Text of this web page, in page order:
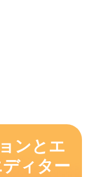
ンとエ
ィター